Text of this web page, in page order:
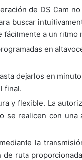
de DS Cam
buscar
a un ritmo
en
dejarlos en
final.
y flexible. La
se realicen con una
la
ruta